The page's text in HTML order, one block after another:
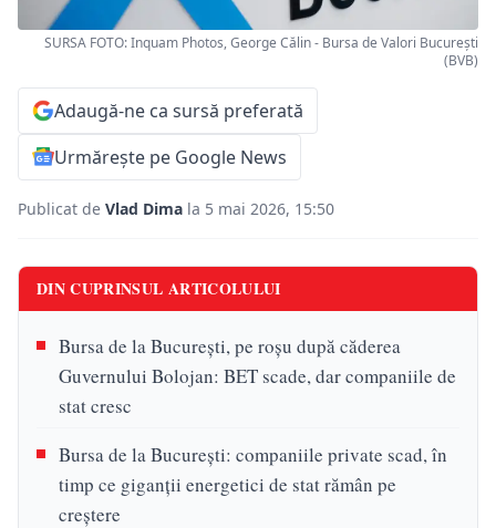
SURSA FOTO: Inquam Photos, George Călin - Bursa de Valori București
(BVB)
Adaugă-ne ca sursă preferată
Urmărește pe Google News
Publicat de Vlad Dima la 5 mai 2026, 15:50
DIN CUPRINSUL ARTICOLULUI
Bursa de la București, pe roșu după căderea
Guvernului Bolojan: BET scade, dar companiile de
stat cresc
Bursa de la București: companiile private scad, în
timp ce giganții energetici de stat rămân pe
creștere